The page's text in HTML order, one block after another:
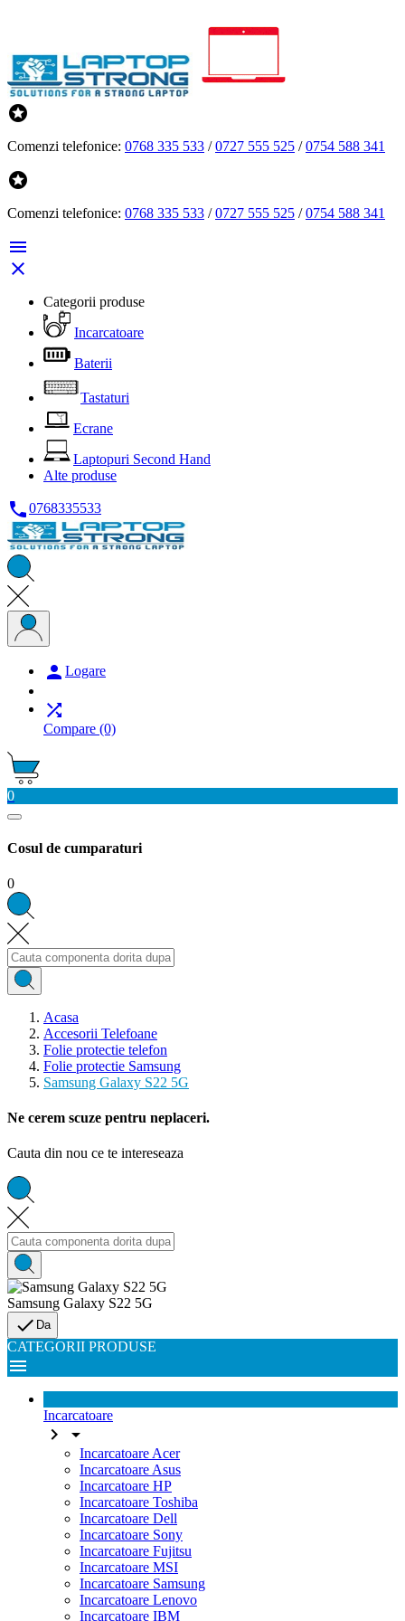

Comenzi telefonice: 0768 335 533 /0727 555 525 /0754 588 341

Comenzi telefonice: 0768 335 533 /0727 555 525 /0754 588 341


Categorii produse
Incarcatoare
Baterii
Tastaturi
Ecrane
Laptopuri Second Hand
Alte produse
0768335533
 Logare

Compare (0)
0
Cosul de cumparaturi
0
Acasa
Accesorii Telefoane
Folie protectie telefon
Folie protectie Samsung
Samsung Galaxy S22 5G
Ne cerem scuze pentru neplaceri.
Cauta din nou ce te intereseaza
Samsung Galaxy S22 5G
 Da
CATEGORII PRODUSE

Incarcatoare
 
Incarcatoare Acer
Incarcatoare Asus
Incarcatoare HP
Incarcatoare Toshiba
Incarcatoare Dell
Incarcatoare Sony
Incarcatoare Fujitsu
Incarcatoare MSI
Incarcatoare Samsung
Incarcatoare Lenovo
Incarcatoare IBM